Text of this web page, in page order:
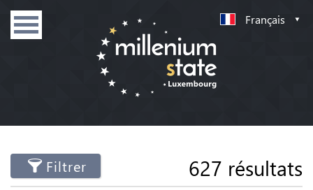
Français
Filtrer 627 résultats